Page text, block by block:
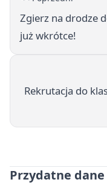
Zgierz na drodze
już wkrótce!
Rekrutacja do
Przydatne